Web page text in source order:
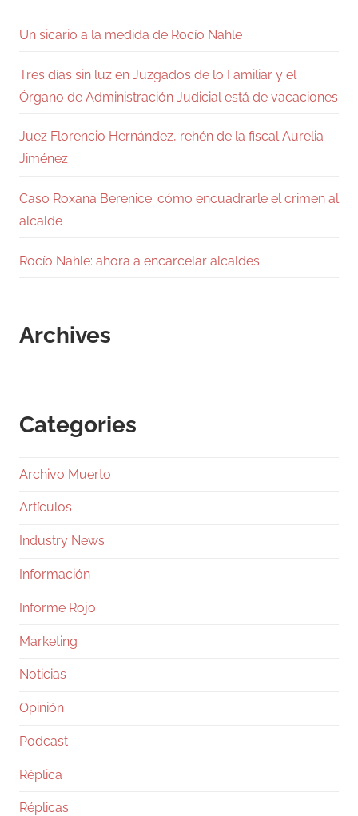
Un sicario a la medida de Rocío Nahle
Tres días sin luz en Juzgados de lo Familiar y el
Órgano de Administración Judicial está de vacaciones
Juez Florencio Hernández, rehén de la fiscal Aurelia
Jiménez
Caso Roxana Berenice: cómo encuadrarle el crimen al
alcalde
Rocío Nahle: ahora a encarcelar alcaldes
Archives
Categories
Archivo Muerto
Artículos
Industry News
Información
Informe Rojo
Marketing
Noticias
Opinión
Podcast
Réplica
Réplicas